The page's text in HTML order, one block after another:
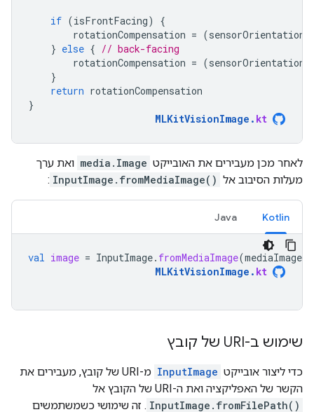
if (isFrontFacing)
{
rotationCompensation = (sensorOrientation
} else { // back-facing
rotationCompensation = (sensorOrientation
}
return rotationCompensation
}
MLKitVisionImage . kt
לאחר מכן מעבירים את האובייקט media.Image ואת ערך
מעלות הסיבוב אל InputImage.fromMediaImage()
:
Kotlin
Java
val image = InputImage. fromMediaImage(mediaImage
MLKitVisionImage . kt
שימוש ב-URI של קובץ
כדי ליצור אובייקט InputImage
מ-URI של קובץ, מעבירים את
הקשר של האפליקציה ואת ה-URI של הקובץ אל
InputImage.fromFilePath() . זה שימושי כשמשתמשים